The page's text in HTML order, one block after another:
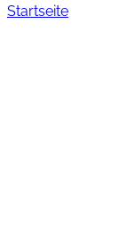
Startseite